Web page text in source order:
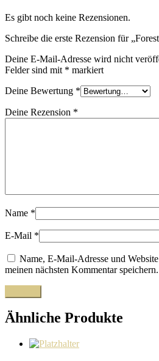
Es gibt noch keine Rezensionen.
Schreibe die erste Rezension für
Deine E-Mail-Adresse wird nicht
Felder sind mit * markiert
Deine Bewertung *
Deine Rezension *
Name *
E-Mail *
Name, E-Mail-Adresse und
meinen nächsten Kommentar speichern.
Ähnliche Produkte